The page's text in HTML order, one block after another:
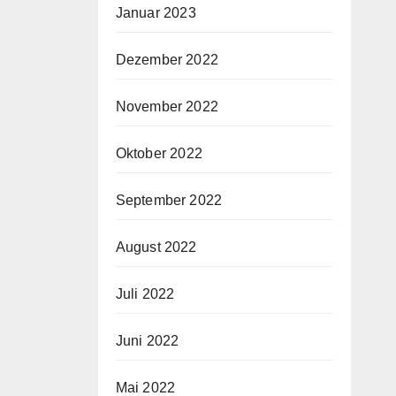
Januar 2023
Dezember 2022
November 2022
Oktober 2022
September 2022
August 2022
Juli 2022
Juni 2022
Mai 2022